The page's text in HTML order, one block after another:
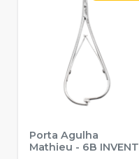
Porta Agulha
Mathieu - 6B INVENT